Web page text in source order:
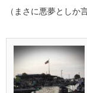
（まさに悪夢としか